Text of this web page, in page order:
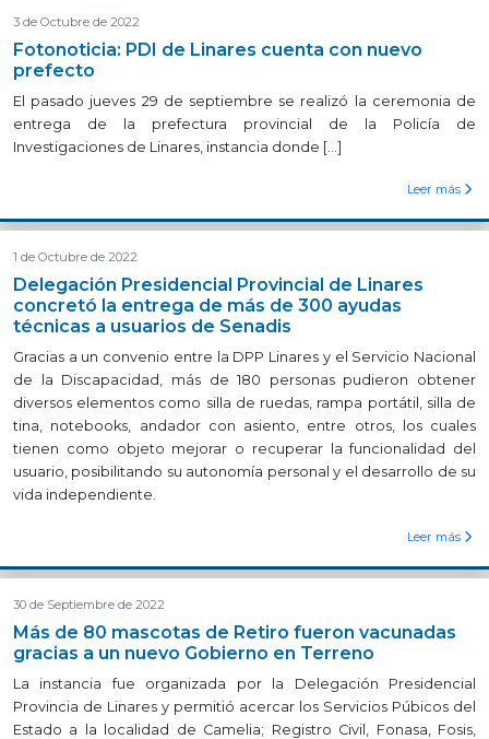
3 de Octubre de 2022
Fotonoticia: PDI de Linares cuenta con nuevo
prefecto
El pasado jueves 29 de septiembre se realizó la ceremonia de
entrega de la prefectura provincial de la Policía de
Investigaciones de Linares, instancia donde […]
Leer más
1 de Octubre de 2022
Delegación Presidencial Provincial de Linares
concretó la entrega de más de 300 ayudas
técnicas a usuarios de Senadis
Gracias a un convenio entre la DPP Linares y el Servicio Nacional
de la Discapacidad, más de 180 personas pudieron obtener
diversos elementos como silla de ruedas, rampa portátil, silla de
tina, notebooks, andador con asiento, entre otros, los cuales
tienen como objeto mejorar o recuperar la funcionalidad del
usuario, posibilitando su autonomía personal y el desarrollo de su
vida independiente.
Leer más
30 de Septiembre de 2022
Más de 80 mascotas de Retiro fueron vacunadas
gracias a un nuevo Gobierno en Terreno
La instancia fue organizada por la Delegación Presidencial
Provincia de Linares y permitió acercar los Servicios Púbicos del
Estado a la localidad de Camelia; Registro Civil, Fonasa, Fosis,